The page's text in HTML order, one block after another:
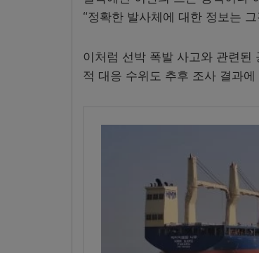
“정확한 발사체에 대한 정보는
이처럼 선박 폭발 사고와 관련된
적 대응 수위도 추후 조사 결과